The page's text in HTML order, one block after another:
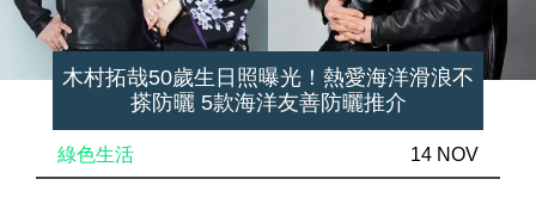
木村拓哉50歲生日照曝光！熱愛海洋滑浪不
搽防曬 5款海洋友善防曬推介
綠色生活 14 NOV